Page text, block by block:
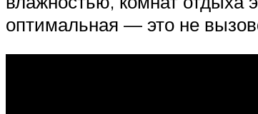
оптимальная — это не